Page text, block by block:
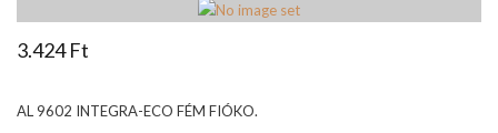
3.424 Ft
AL 9602 INTEGRA-ECO FÉM FIÓKO.